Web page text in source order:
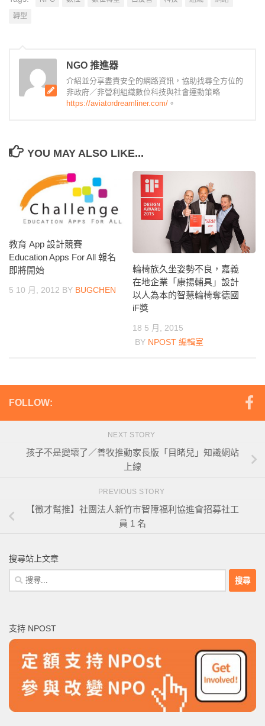
轉型
NGO 推進器
介紹並分享盡責安全的網路資訊，協助找尋全方位的
非政府／非營利組織數位科技與社會運動策略
https://aviatordreamliner.com/ 。
YOU MAY ALSO LIKE...
教育 App 設計競賽
Education Apps For All 報名
即將開始
5 10 月, 2012 BY BUGCHEN
輪椅族久坐姿勢不良，嘉義
在地企業「康揚輔具」設計
以人為本的智慧輪椅奪德國
iF獎
18 5 月, 2015
BY NPOST 編輯室
FOLLOW:
NEXT STORY
孩子不是變壞了／善牧推動家長版「目睹兒」知識網站
上線
PREVIOUS STORY
【徵才幫推】社團法人新竹市智障福利協進會招募社工
員 1 名
搜尋站上文章
搜
尋
字:
支持 NPOST